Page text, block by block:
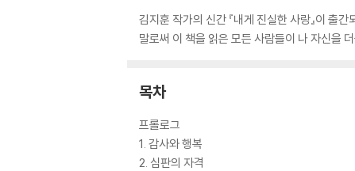
김지훈 작가의 신간 『내게 진실한 사랑』이 출
말로써 이 책을 읽은 모든 사람들이 나 자신을
목차
프롤로그
1. 감사와 행복
2. 심판의 자격